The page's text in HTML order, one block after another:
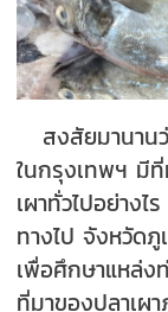
สงสัยมานาน
ในกรุงเทพฯ มีที่
เผาทั่วไปอย่าง
ทางไป จังหวัดภู
เพื่อศึกษาแหล่ง
ที่มาของปลาเผ